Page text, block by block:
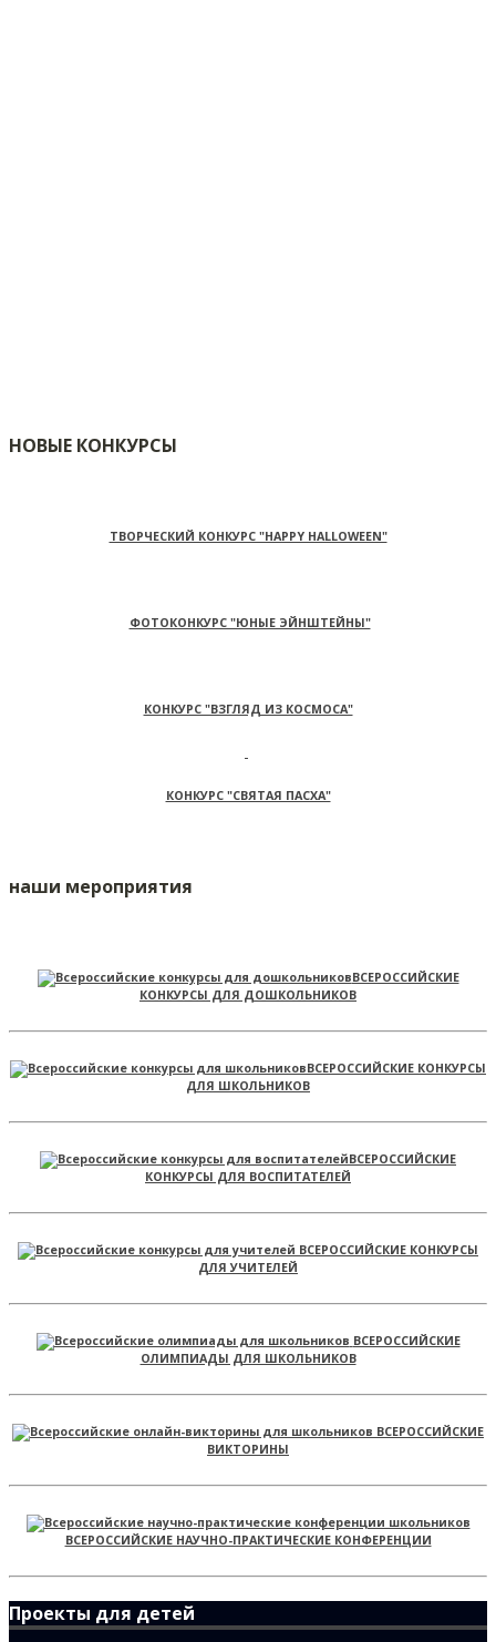
НОВЫЕ КОНКУРСЫ
ТВОРЧЕСКИЙ КОНКУРС "HAPPY HALLOWEEN"
ФОТОКОНКУРС "ЮНЫЕ ЭЙНШТЕЙНЫ"
КОНКУРС "ВЗГЛЯД ИЗ КОСМОСА"
КОНКУРС "СВЯТАЯ ПАСХА"
наши мероприятия
ВСЕРОССИЙСКИЕ
КОНКУРСЫ ДЛЯ ДОШКОЛЬНИКОВ
ВСЕРОССИЙСКИЕ КОНКУРСЫ
ДЛЯ ШКОЛЬНИКОВ
ВСЕРОССИЙСКИЕ
КОНКУРСЫ ДЛЯ ВОСПИТАТЕЛЕЙ
ВСЕРОССИЙСКИЕ КОНКУРСЫ
ДЛЯ УЧИТЕЛЕЙ
ВСЕРОССИЙСКИЕ
ОЛИМПИАДЫ ДЛЯ ШКОЛЬНИКОВ
ВСЕРОССИЙСКИЕ
ВИКТОРИНЫ
ВСЕРОССИЙСКИЕ НАУЧНО-ПРАКТИЧЕСКИЕ КОНФЕРЕНЦИИ
Проекты для детей